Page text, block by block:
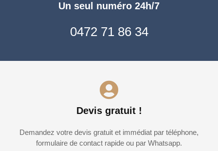
Un seul numéro 24h/7
0472 71 86 34
Devis gratuit !
Demandez votre devis gratuit et immédiat par téléphone,
formulaire de contact rapide ou par Whatsapp.